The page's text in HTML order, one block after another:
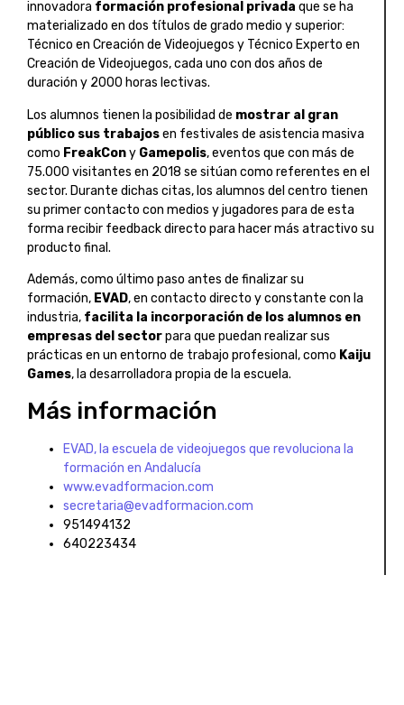
innovadora formación profesional privada que se ha
materializado en dos títulos de grado medio y superior:
Técnico en Creación de Videojuegos y Técnico Experto en
Creación de Videojuegos, cada uno con dos años de
duración y 2000 horas lectivas.
Los alumnos tienen la posibilidad de mostrar al gran
público sus trabajosen festivales de asistencia masiva
como FreakCony Gamepolis, eventos que con más de
75.000 visitantes en 2018 se sitúan como referentes en el
sector. Durante dichas citas, los alumnos del centro tienen
su primer contacto con medios y jugadores para de esta
forma recibir feedback directo para hacer más atractivo su
producto final.
Además, como último paso antes de finalizar su
formación, EVAD, en contacto directo y constante con la
industria, facilita la incorporación de los alumnos en
empresas del sectorpara que puedan realizar sus
prácticas en un entorno de trabajo profesional, como Kaiju
Games, la desarrolladora propia de la escuela.
Más información
EVAD, la escuela de videojuegos que revoluciona la
formación en Andalucía
www.evadformacion.com
secretaria@evadformacion.com
951494132
640223434